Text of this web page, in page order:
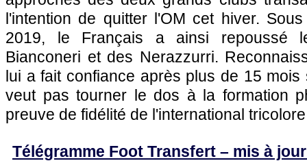
l'intention de quitter l'OM cet hiver.
2019, le Français a ainsi repoussé
Bianconeri et des Nerazzurri.
lui a fait confiance après plus de 15
veut pas tourner le dos à la formation
preuve de fidélité de l'international
Télégramme Foot Transfert – mis à